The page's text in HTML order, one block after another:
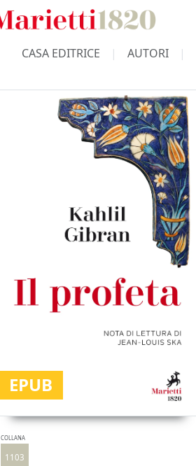
CASA EDITRICE AUTORI
EPUB
COLLANA
1103